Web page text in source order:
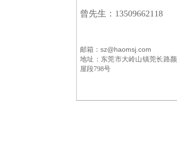
曾先生：13509662118
邮箱：sz@haomsj.com
地址： 东莞市大岭山镇莞长路颜
屋段798号